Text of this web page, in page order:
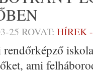
25 ROVAT: HÍREK
ami